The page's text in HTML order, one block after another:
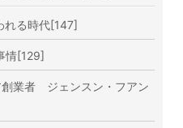
る時代[147]
情[129]
業者 ジェンスン・フアン